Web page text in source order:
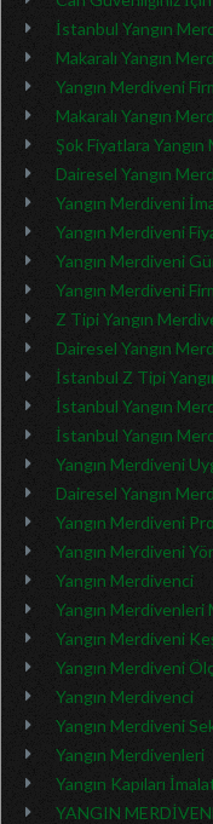
İstanbul Yangın
Makaralı Yangın
Yangın Merdiveni
Makaralı Yangın
Şok Fiyatlara
Dairesel Yangın
Yangın Merdiveni
Yangın Merdiveni
Yangın Merdiveni
Yangın Merdiveni
Z Tipi Yangın
Dairesel Yangın
İstanbul Z Tipi
İstanbul Yangın
İstanbul Yangın
Yangın Merdiveni
Dairesel Yangın
Yangın Merdiveni
Yangın Merdiveni
Yangın Merdivenci
Yangın Merdivenleri
Yangın Merdiveni
Yangın Merdiveni
Yangın Merdivenci
Yangın Merdiveni
Yangın Merdivenleri
Yangın Kapıları
YANGIN